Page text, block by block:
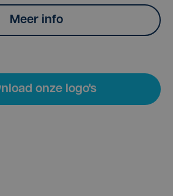
Meer info
onze logo's